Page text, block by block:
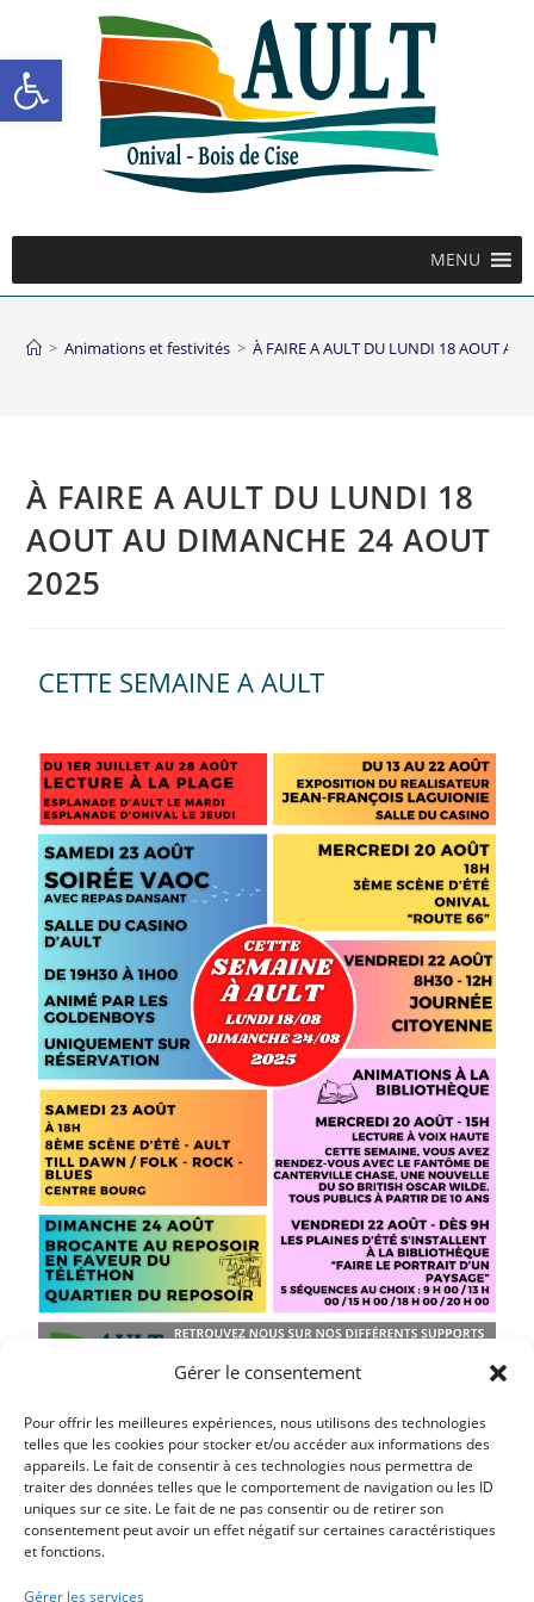
Ouvrir la barre d’outils
Gérer le consentement
Pour offrir les meilleures expériences, nous utilisons des technologies
telles que les cookies pour stocker et/ou accéder aux informations des
appareils. Le fait de consentir à ces technologies nous permettra de
traiter des données telles que le comportement de navigation ou les ID
uniques sur ce site. Le fait de ne pas consentir ou de retirer son
consentement peut avoir un effet négatif sur certaines caractéristiques
et fonctions.
Gérer les services
MENU
> Animations et festivités > À FAIRE A AULT DU LUNDI 18 AOUT
À FAIRE A AULT DU LUNDI 18
AOUT AU DIMANCHE 24 AOUT
2025
CETTE SEMAINE A AULT
Article précédent
CONCOURS DE CHÂTEAUX DE SABLE DU 12 AOUT
2025